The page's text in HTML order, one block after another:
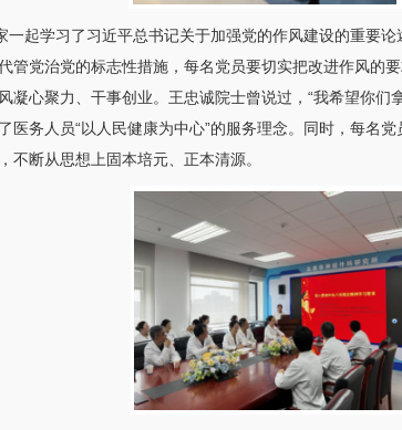
起学习了习近平总书记关于加强党的作风建设的重要论
管党治党的标志性措施，每名党员要切实把改进作风的
凝心聚力、干事创业。王忠诚院士曾说过，“我希望你
医务人员“以人民健康为中心”的服务理念。同时，每名
不断从思想上固本培元、正本清源。